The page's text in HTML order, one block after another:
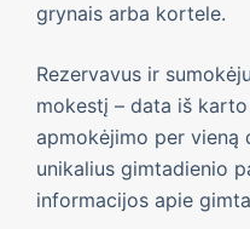
grynais arba kortele.
Rezervavus ir
mokestį – data iš
apmokėjimo per vieną
unikalius gimtadienio
informacijos apie